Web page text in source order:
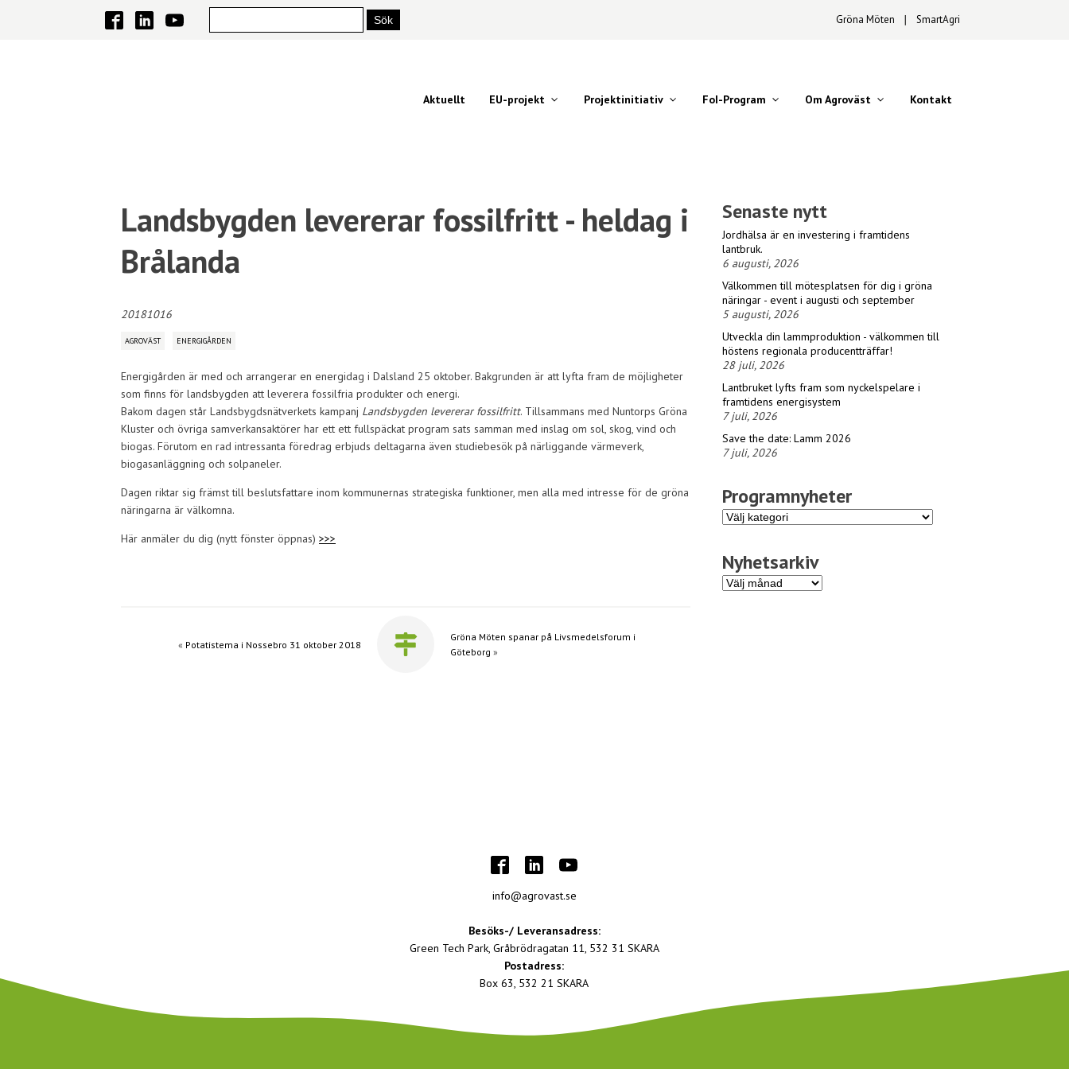
Gröna Möten ∣ SmartAgri
Aktuellt EU-projekt Projektinitiativ FoI-Program Om Agroväst Kontakt
Landsbygden levererar fossilfritt - heldag i
Brålanda
20181016
AGROVÄST ENERGIGÅRDEN
Energigården är med och arrangerar en energidag i Dalsland 25 oktober. Bakgrunden är att lyfta fram de möjligheter
som finns för landsbygden att leverera fossilfria produkter och energi.
Bakom dagen står Landsbygdsnätverkets kampanj Landsbygden levererar fossilfritt. Tillsammans med Nuntorps Gröna
Kluster och övriga samverkansaktörer har ett ett fullspäckat program sats samman med inslag om sol, skog, vind och
biogas. Förutom en rad intressanta föredrag erbjuds deltagarna även studiebesök på närliggande värmeverk,
biogasanläggning och solpaneler.
Dagen riktar sig främst till beslutsfattare inom kommunernas strategiska funktioner, men alla med intresse för de gröna
näringarna är välkomna.
Här anmäler du dig (nytt fönster öppnas) >>>
« Potatistema i Nossebro 31 oktober 2018
Gröna Möten spanar på Livsmedelsforum i
Göteborg »
Senaste nytt
Jordhälsa är en investering i framtidens
lantbruk.
6 augusti, 2026
Välkommen till mötesplatsen för dig i gröna
näringar - event i augusti och september
5 augusti, 2026
Utveckla din lammproduktion - välkommen till
höstens regionala producentträffar!
28 juli, 2026
Lantbruket lyfts fram som nyckelspelare i
framtidens energisystem
7 juli, 2026
Save the date: Lamm 2026
7 juli, 2026
Programnyheter
Programnyheter
Nyhetsarkiv
Nyhetsarkiv
info@agrovast.se
Besöks-/ Leveransadress:
Green Tech Park, Gråbrödragatan 11, 532 31 SKARA
Postadress:
Box 63, 532 21 SKARA